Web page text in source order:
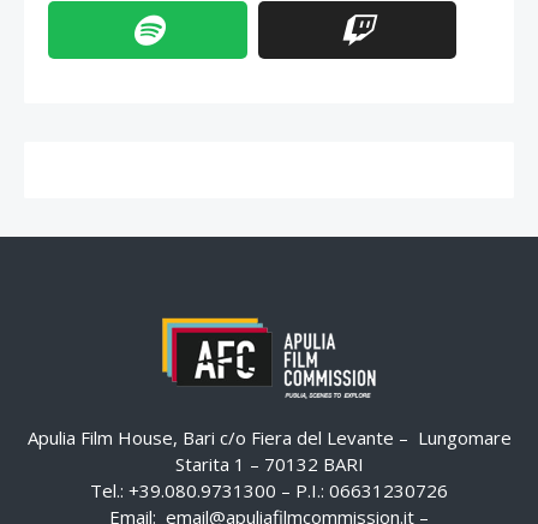
Apulia Film House, Bari c/o Fiera del Levante – Lungomare
Starita 1 – 70132 BARI
Tel.: +39.080.9731300 – P.I.: 06631230726
Email: email@apuliafilmcommission.it –